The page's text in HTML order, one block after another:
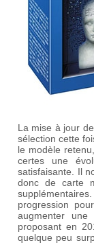
La mise à jour
sélection cette
le modèle
certes une
satisfaisante. Il
donc de carte
progression
augmenter
proposant en
quelque peu